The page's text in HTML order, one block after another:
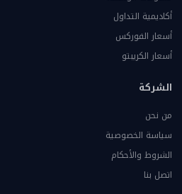
أكاديمية التداول
أسعار الفوركس
أسعار الكريبتو
الشركة
من نحن
سياسة الخصوصية
الشروط والأحكام
اتصل بنا